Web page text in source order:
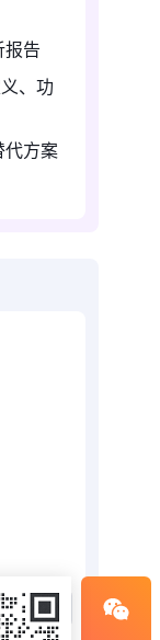
报告
、功
代方案